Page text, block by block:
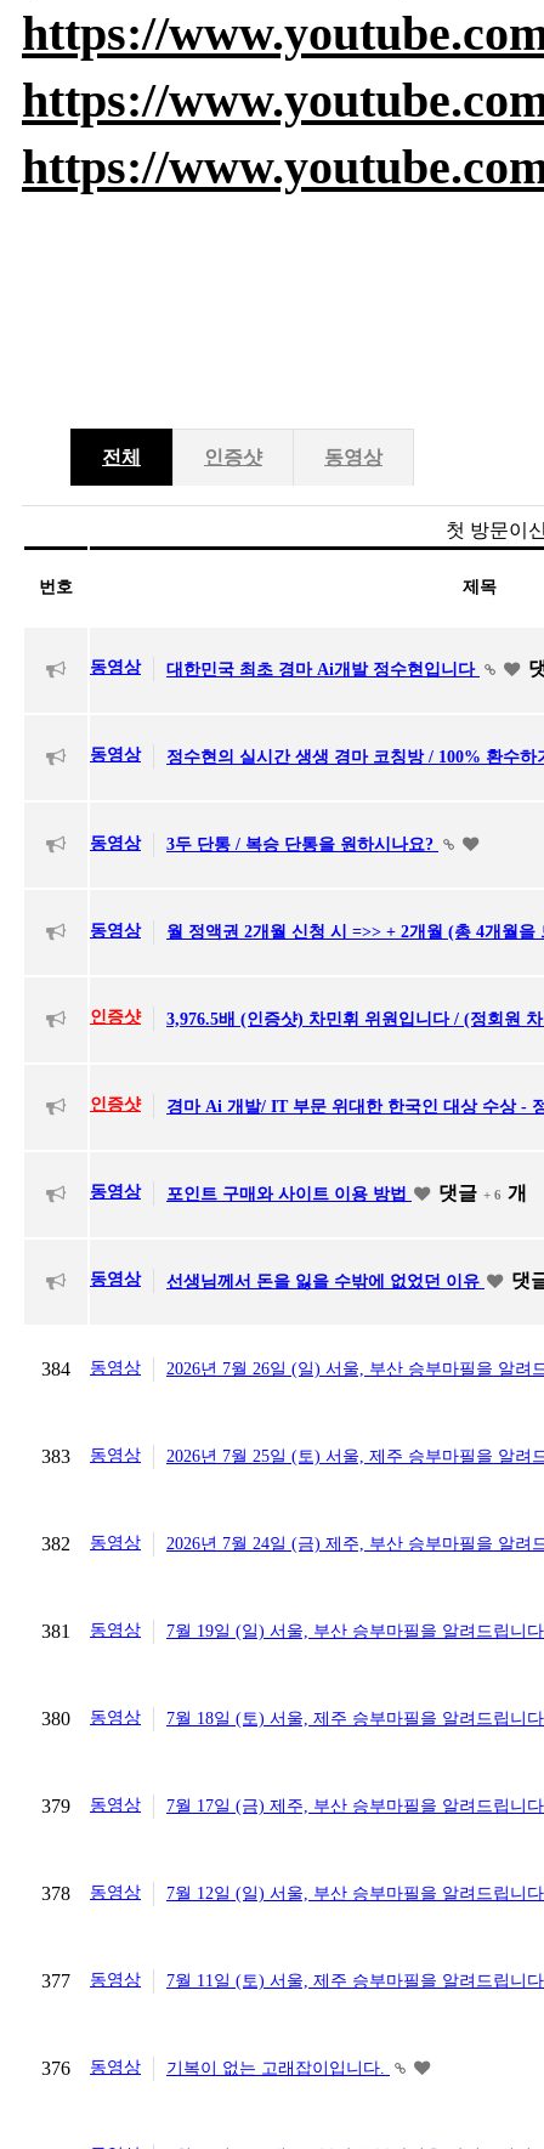
https://
https://
https://
전체 인증샷 동영상
첫 방문이
번호 제목
동영상 대한민국 최초 경마 Ai개발 정수현입니다
동영상 정수현의 실시간 생생 경마 코칭방 / 100% 환수
동영상 3두 단통 / 복승 단통을 원하시나요?
동영상 월 정액권 2개월 신청 시 =>> + 2개월 (총 4개월
인증샷 3,976.5배 (인증샷) 차민휘 위원입니다 / (정회원
인증샷 경마 Ai 개발/ IT 부문 위대한 한국인 대상 수상 -
동영상 포인트 구매와 사이트 이용 방법 댓글 + 6 개
동영상 선생님께서 돈을 잃을 수밖에 없었던 이유 댓
384 동영상 2026년 7월 26일 (일) 서울, 부산 승부마필을 알려
383 동영상 2026년 7월 25일 (토) 서울, 제주 승부마필을 알
382 동영상 2026년 7월 24일 (금) 제주, 부산 승부마필을 알
381 동영상 7월 19일 (일) 서울, 부산 승부마필을 알려드립니
380 동영상 7월 18일 (토) 서울, 제주 승부마필을 알려드립니
379 동영상 7월 17일 (금) 제주, 부산 승부마필을 알려드립니
378 동영상 7월 12일 (일) 서울, 부산 승부마필을 알려드립니
377 동영상 7월 11일 (토) 서울, 제주 승부마필을 알려드립니
376 동영상 기복이 없는 고래잡이입니다.